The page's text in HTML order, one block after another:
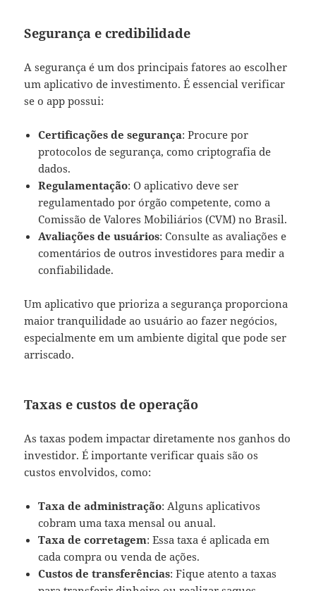
Segurança e credibilidade
A segurança é um dos principais fatores ao escolher
um aplicativo de investimento. É essencial verificar
se o app possui:
Certificações de segurança: Procure por
protocolos de segurança, como criptografia de
dados.
Regulamentação: O aplicativo deve ser
regulamentado por órgão competente, como a
Comissão de Valores Mobiliários (CVM) no Brasil.
Avaliações de usuários: Consulte as avaliações e
comentários de outros investidores para medir a
confiabilidade.
Um aplicativo que prioriza a segurança proporciona
maior tranquilidade ao usuário ao fazer negócios,
especialmente em um ambiente digital que pode ser
arriscado.
Taxas e custos de operação
As taxas podem impactar diretamente nos ganhos do
investidor. É importante verificar quais são os
custos envolvidos, como:
Taxa de administração: Alguns aplicativos
cobram uma taxa mensal ou anual.
Taxa de corretagem: Essa taxa é aplicada em
cada compra ou venda de ações.
Custos de transferências: Fique atento a taxas